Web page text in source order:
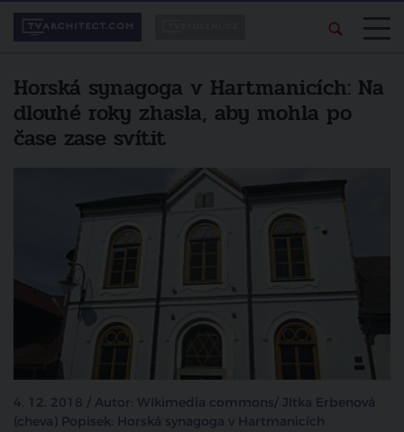
Horská synagoga v Hartmanicích: Na
dlouhé roky zhasla, aby mohla po
čase zase svítit
4. 12. 2018 / Autor: WIkimedia commons/ JItka Erbenová
(cheva) Popisek: Horská synagoga v Hartmanicích